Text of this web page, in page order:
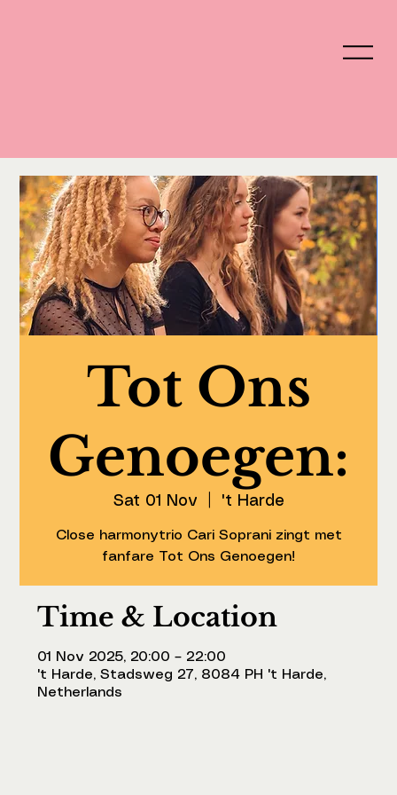
Tot Ons
Genoegen:
Sat 01 Nov 't Harde
Close harmonytrio Cari Soprani zingt met
fanfare Tot Ons Genoegen!
Time & Location
01 Nov 2025, 20:00 – 22:00
't Harde, Stadsweg 27, 8084 PH 't Harde,
Netherlands